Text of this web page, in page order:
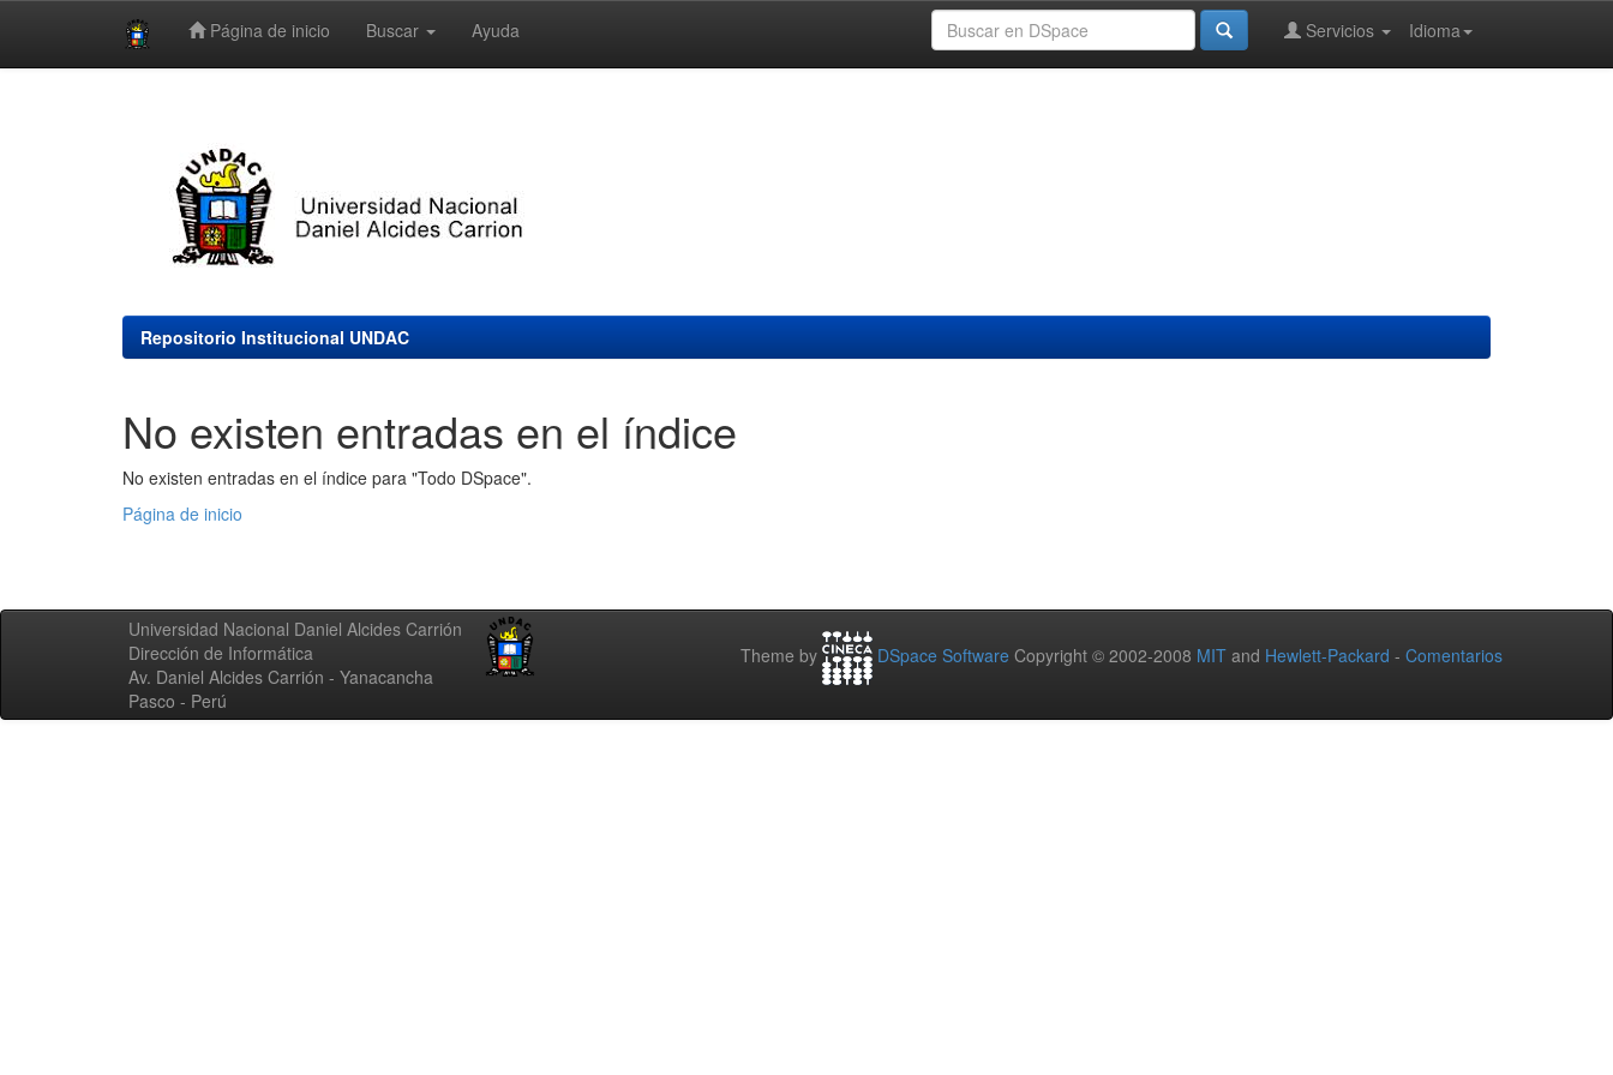
Página de inicio Buscar Ayuda Idioma
Servicios
Repositorio Institucional UNDAC
No existen entradas en el índice
No existen entradas en el índice para "Todo DSpace".
Página de inicio
Universidad Nacional Daniel Alcides Carrión
Dirección de Informática
Av. Daniel Alcides Carrión - Yanacancha
Pasco - Perú
Theme by DSpace Software Copyright © 2002-2008 MIT and Hewlett-Packard - Comentarios